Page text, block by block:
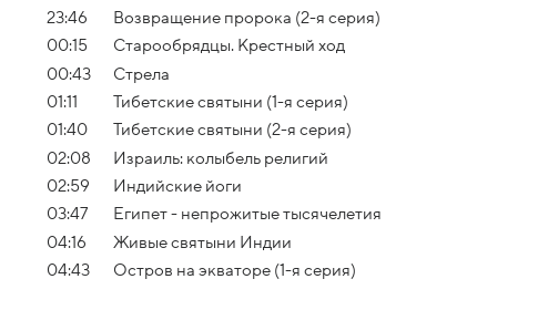
23:46
Возвращение пророка (2-я серия)
00:15
Старообрядцы. Крестный ход
00:43
Стрела
01:11
Тибетские святыни (1-я серия)
01:40
Тибетские святыни (2-я серия)
02:08
Израиль: колыбель религий
02:59
Индийские йоги
03:47
Египет - непрожитые тысячелетия
04:16
Живые святыни Индии
04:43
Остров на экваторе (1-я серия)